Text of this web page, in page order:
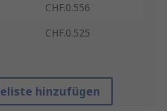
CHF.0.556
CHF.0.525
hinzufügen